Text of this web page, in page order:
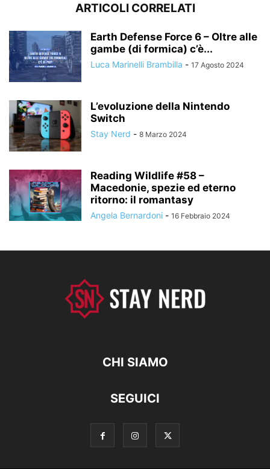
ARTICOLI CORRELATI
Earth Defense Force 6 – Oltre alle
gambe (di formica) c’è...
Luca Marinelli Brambilla - 17 Agosto 2024
L’evoluzione della Nintendo
Switch
Stay Nerd - 8 Marzo 2024
Reading Wildlife #58 –
Macedonie, spezie ed eterno
ritorno: il romantasy
Angela Bernardoni - 16 Febbraio 2024
CHI SIAMO
SEGUICI